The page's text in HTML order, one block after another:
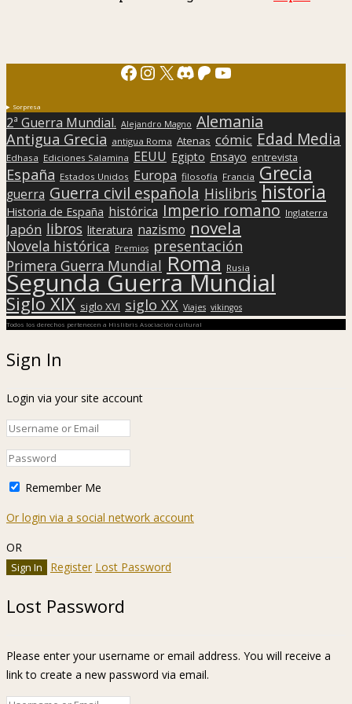
Facebook
Instagram
X Discord
Patreon
YouTube
Sorpresa
2ª Guerra Mundial. Alejandro Magno Alemania
Antigua Grecia antigua Roma Atenas cómic Edad Media
Edhasa Ediciones Salamina EEUU Egipto Ensayo entrevista
España Estados Unidos Europa filosofía Francia Grecia
guerra Guerra civil española Hislibris historia
Historia de España histórica Imperio romano Inglaterra
Japón libros literatura nazismo novela
Novela histórica Premios presentación
Primera Guerra Mundial Roma Rusia
Segunda Guerra Mundial
Siglo XIX siglo XVI siglo XX Viajes vikingos
Todos los derechos pertenecen a Hislibris Asociación cultural
Sign In
Login via your site account
Remember Me
Or login via a social network account
OR
Register Lost Password
Lost Password
Please enter your username or email address. You will receive a
link to create a new password via email.